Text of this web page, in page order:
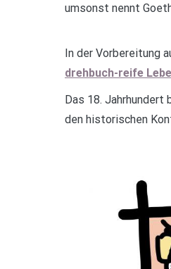
umsonst nennt
In der Vorbereitung
drehbuch-reife
Das 18. Jahrhundert
den historischen